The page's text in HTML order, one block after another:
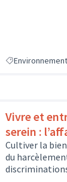
Vivre et
serein :
Cultiver la
du